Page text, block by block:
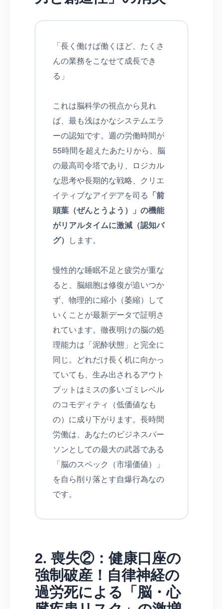
「長く働けば働くほど、たくさ
んの業務をこなせて成長でき
る」
これは脳科学の視点から見れ
ば、最も浅はかなシステムエラ
ーの認知です。週の労働時間が
55時間を超えたあたりから、脳
の最高司令塔であり、ロジカル
な思考や長期的な戦略、クリエ
イティブなアイデアを司る 「前
頭葉（ぜんとうよう）」の機能
がリアルタイムに激減（認知バ
グ） します。
慢性的な睡眠不足と疲労が重な
ると、脳細胞は修復が追いつか
ず、物理的に縮小（萎縮）して
いくことが最新データで証明さ
れています。徹夜明けの脳の処
理能力は「泥酔状態」と完全に
同じ。どれだけ長く机に向かっ
ていても、生み出されるアウト
プットはミスの多いゴミレベル
のコモディティ（低価値なも
の）に成り下がります。長時間
労働は、あなたのビジネスパー
ソンとしての最大の武器である
「脳のスペック（市場価値）」
を自ら削り落とす自爆行為なの
です。
2. 喪失②：健康口座の
強制破産！自律神経の
過労死による「脳・心